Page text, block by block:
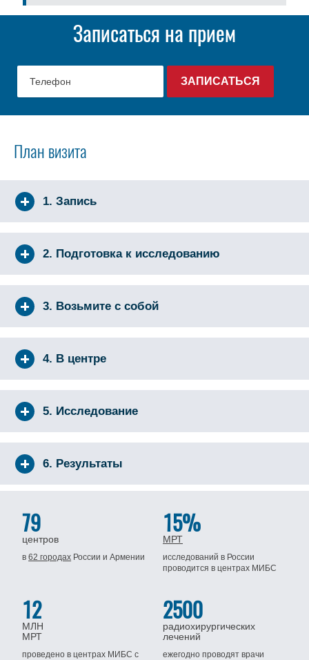
Записаться на прием
План визита
1. Запись
2. Подготовка к исследованию
3. Возьмите с собой
4. В центре
5. Исследование
6. Результаты
79
центров
в62 городах Россиии Армении
15%
МРТ
исследований в России
проводится в центрах МИБС
12
МЛН
МРТ
проведено в центрах МИБСс
2500
радиохирургических
лечений
ежегодно проводят врачи